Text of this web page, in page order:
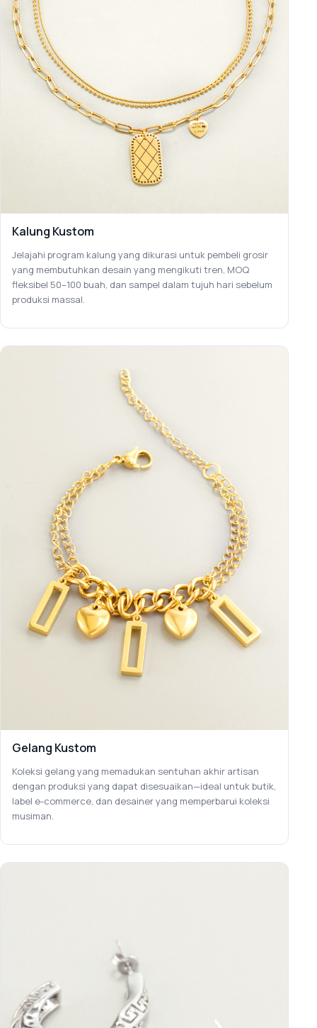
Kalung Kustom
Jelajahi program kalung yang dikurasi untuk pembeli grosir
yang membutuhkan desain yang mengikuti tren, MOQ
fleksibel 50–100 buah, dan sampel dalam tujuh hari sebelum
produksi massal.
Gelang Kustom
Koleksi gelang yang memadukan sentuhan akhir artisan
dengan produksi yang dapat disesuaikan—ideal untuk butik,
label e-commerce, dan desainer yang memperbarui koleksi
musiman.